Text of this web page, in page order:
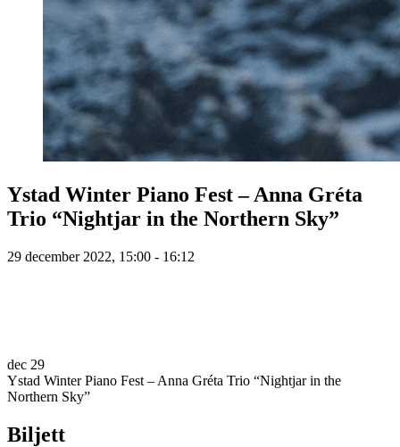
Ystad Winter Piano Fest – Anna Gréta
Trio “Nightjar in the Northern Sky”
29 december 2022, 15:00 - 16:12
dec 29
Ystad Winter Piano Fest – Anna Gréta Trio “Nightjar in the
Northern Sky”
Biljett